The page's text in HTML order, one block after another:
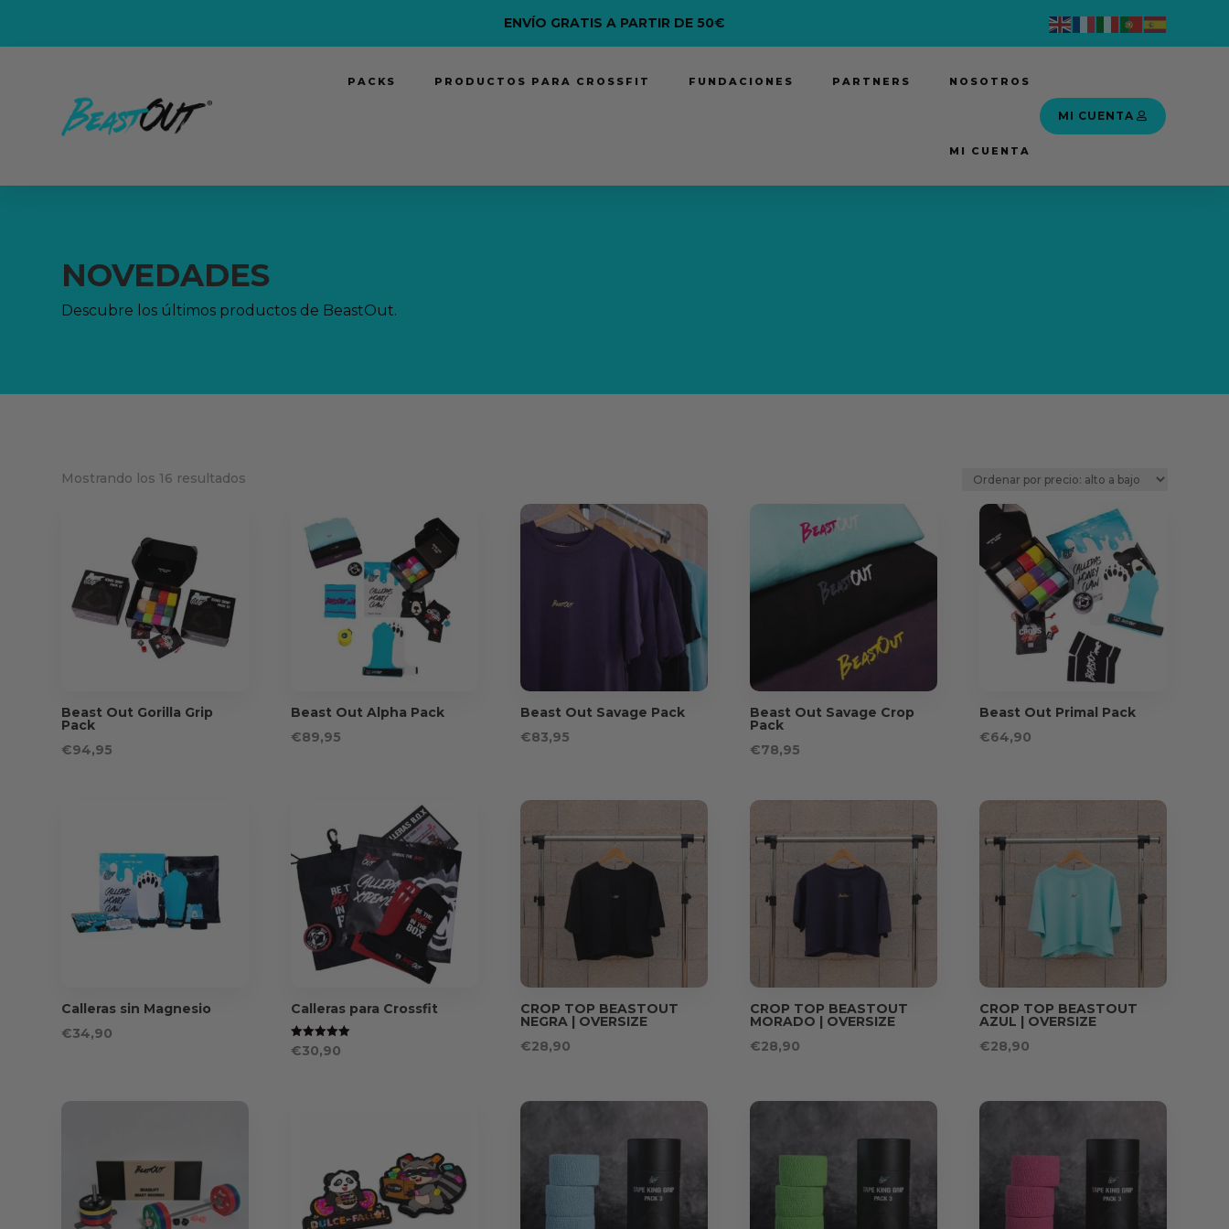
ENVÍO GRATIS A PARTIR DE 50€
PACKS PRODUCTOS PARA CROSSFIT FUNDACIONES PARTNERS NOSOTROS
MI CUENTA
MI CUENTA
NOVEDADES
Descubre los últimos productos de BeastOut.
Mostrando los 16 resultados
Beast Out Gorilla Grip
Pack
€94,95
Beast Out Alpha Pack
€89,95
Beast Out Savage Pack
€83,95
Beast Out Savage Crop
Pack
€78,95
Beast Out Primal Pack
€64,90
Calleras sin Magnesio
€34,90
Calleras para Crossfit
Valorado
con
€30,90
CROP TOP BEASTOUT
NEGRA | OVERSIZE
€28,90
CROP TOP BEASTOUT
MORADO | OVERSIZE
€28,90
CROP TOP BEASTOUT
AZUL | OVERSIZE
€28,90